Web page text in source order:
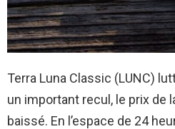
Terra Luna Classic (LUNC)
un important recul, le prix de
baissé. En l’espace de 24